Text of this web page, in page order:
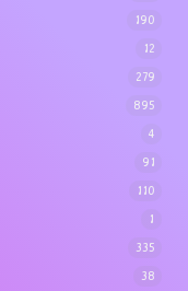
190
12
279
895
4
91
110
1
335
38